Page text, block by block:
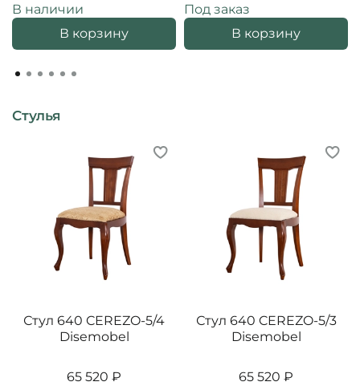
В наличии
В корзину
Под заказ
В корзину
Стулья
Стул 640 CEREZO-5/4
Disemobel
65 520 ₽
Стул 640 CEREZO-5/3
Disemobel
65 520 ₽